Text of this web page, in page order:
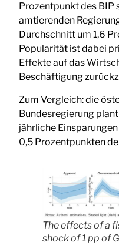
Prozentpunkt des BIP
amtierenden
Durchschnitt um 1,6
Popularität ist dabei
Effekte auf das
Beschäftigung
Zum Vergleich: die
Bundesregierung
jährliche
0,5 Prozentpunkten
The effects of a
shock of 1 pp of